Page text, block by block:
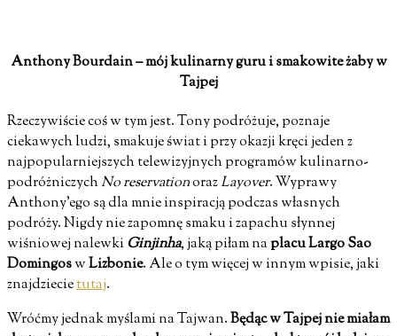
Anthony Bourdain – mój kulinarny guru i smakowite żaby w
Tajpej
Rzeczywiście coś w tym jest. Tony podróżuje, poznaje
ciekawych ludzi, smakuje świat i przy okazji kręci jeden z
najpopularniejszych telewizyjnych programów kulinarno-
podróżniczychNo reservationorazLayover. Wyprawy
Anthony’ego są dla mnie inspiracją podczas własnych
podróży. Nigdy nie zapomnę smaku i zapachu słynnej
wiśniowej nalewkiGinjinha, jaką piłam naplacu Largo Sao
DomingoswLizbonie. Ale o tym więcej w innym wpisie, jaki
znajdziecietutaj.
Wróćmy jednak myślami na Tajwan.Będąc w Tajpej nie miałam